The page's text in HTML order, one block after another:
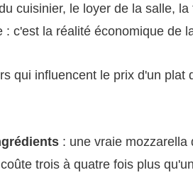
cuisinier, le loyer de la salle,
: c'est la réalité économique de
qui influencent le prix d'un plat
: une vraie mozzarella
trois à quatre fois plus